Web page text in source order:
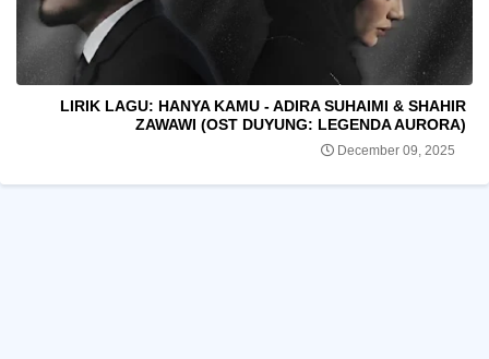
LIRIK LAGU: HANYA KAMU - ADIRA SUHAIMI & SHAHIR
ZAWAWI (OST DUYUNG: LEGENDA AURORA)
December 09, 2025